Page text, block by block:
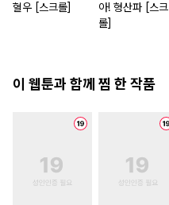
혈우 [스크롤]
아! 형산파 [스크
롤]
이 웹툰과 함께 찜 한 작품